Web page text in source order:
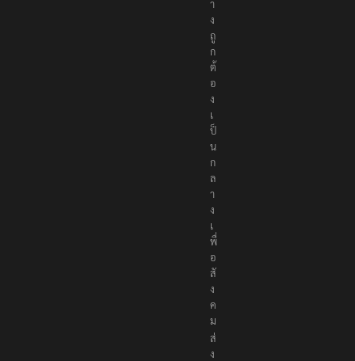
า
ง
ถู
ก
ต้
อ
ง
เ
ป็
น
ก
ล
า
ง
เ
พื่
อ
สั
ง
ค
ม
ส่
ง